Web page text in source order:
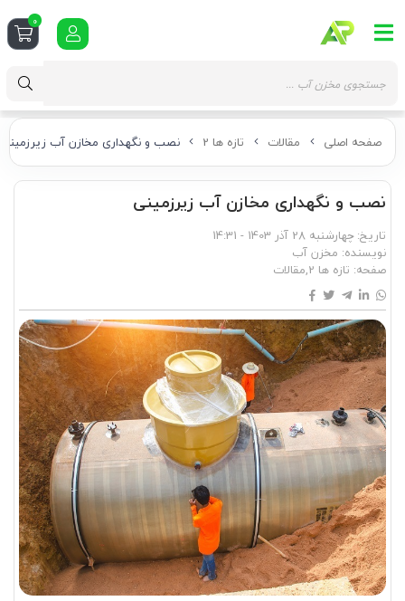
صفحه اصلی مقالات تازه ها 2 نصب و نگهداری مخازن آب زیرزمینی
نصب و نگهداری مخازن آب زیرزمینی
تاریخ:چهارشنبه 28 آذر 1403 - 14:31
نویسنده: مخزن آب
صفحه: تازه ها 2 ,مقالات
0